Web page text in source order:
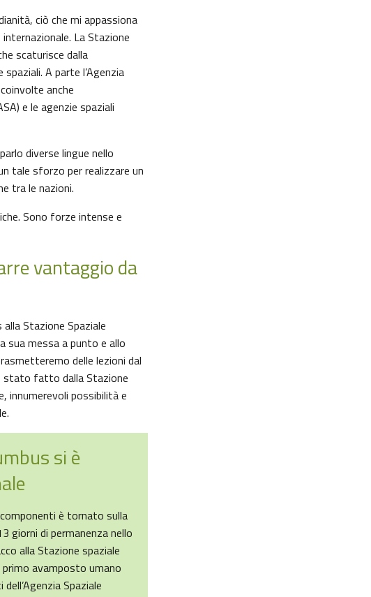
ciò che mi appassiona
La Stazione
scaturisce dalla
A parte l’Agenzia
anche
e le agenzie spaziali
diverse lingue nello
tale sforzo per realizzare un
tra le nazioni.
Sono forze intense e
vantaggio da
Stazione Spaziale
sua messa a punto e allo
delle lezioni dal
stato fatto dalla Stazione
innumerevoli possibilità e
si è
è tornato sulla
giorni di permanenza nello
alla Stazione spaziale
avamposto umano
Spaziale